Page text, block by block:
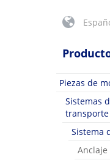
Piezas de
Sistemas
transporte
Sistema